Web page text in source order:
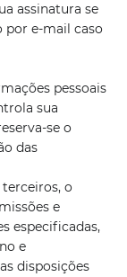
assinatura se
e-mail caso
pessoais
sua
se o
das
o
e
especificadas,
e
disposições